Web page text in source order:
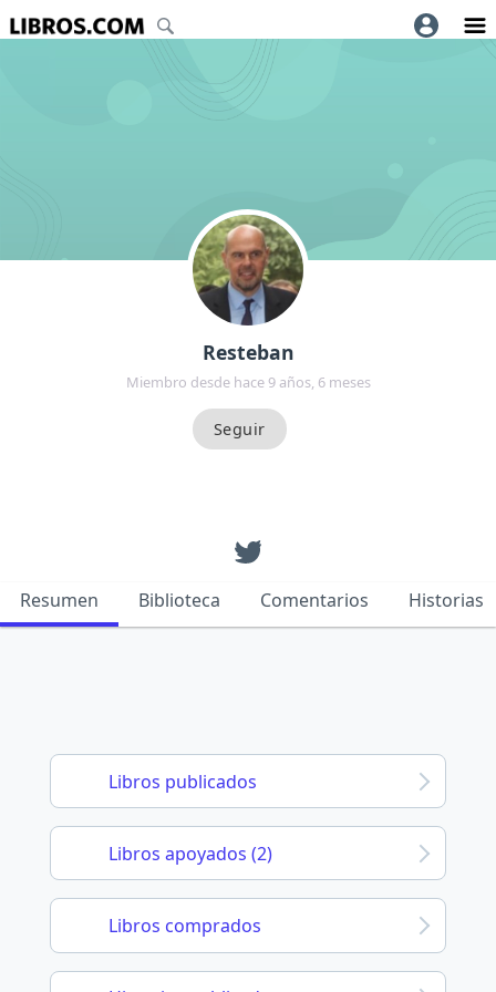
Resteban
Miembro desde hace 9 años, 6 meses
Resumen Biblioteca Comentarios Historias
Libros publicados
Libros apoyados (2)
Libros comprados